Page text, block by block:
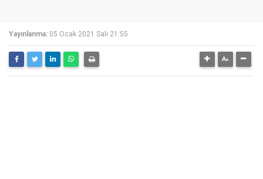
Yayınlanma: 05 Ocak 2021 Salı 21:55